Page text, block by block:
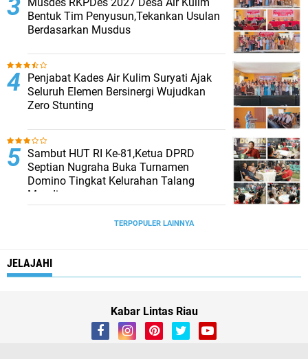
Bentuk Tim Penyusun,Tekankan Usulan
Berdasarkan Musdus
Penjabat Kades Air Kulim Suryati Ajak
Seluruh Elemen Bersinergi Wujudkan
Zero Stunting
Sambut HUT RI Ke-81,Ketua DPRD
Septian Nugraha Buka Turnamen
Domino Tingkat Kelurahan Talang
Mandi
TERPOPULER LAINNYA
JELAJAHI
Kabar Lintas Riau